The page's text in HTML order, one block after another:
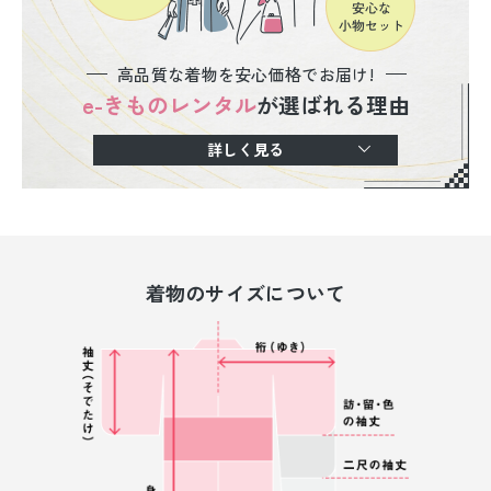
高品質な着物を安心価格でお届け!
e-きものレンタルが選ばれる理由
詳しく見る
着物のサイズについて